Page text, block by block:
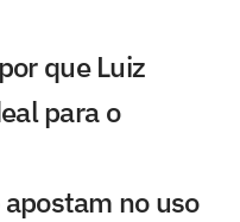
que Luiz
para o
no uso